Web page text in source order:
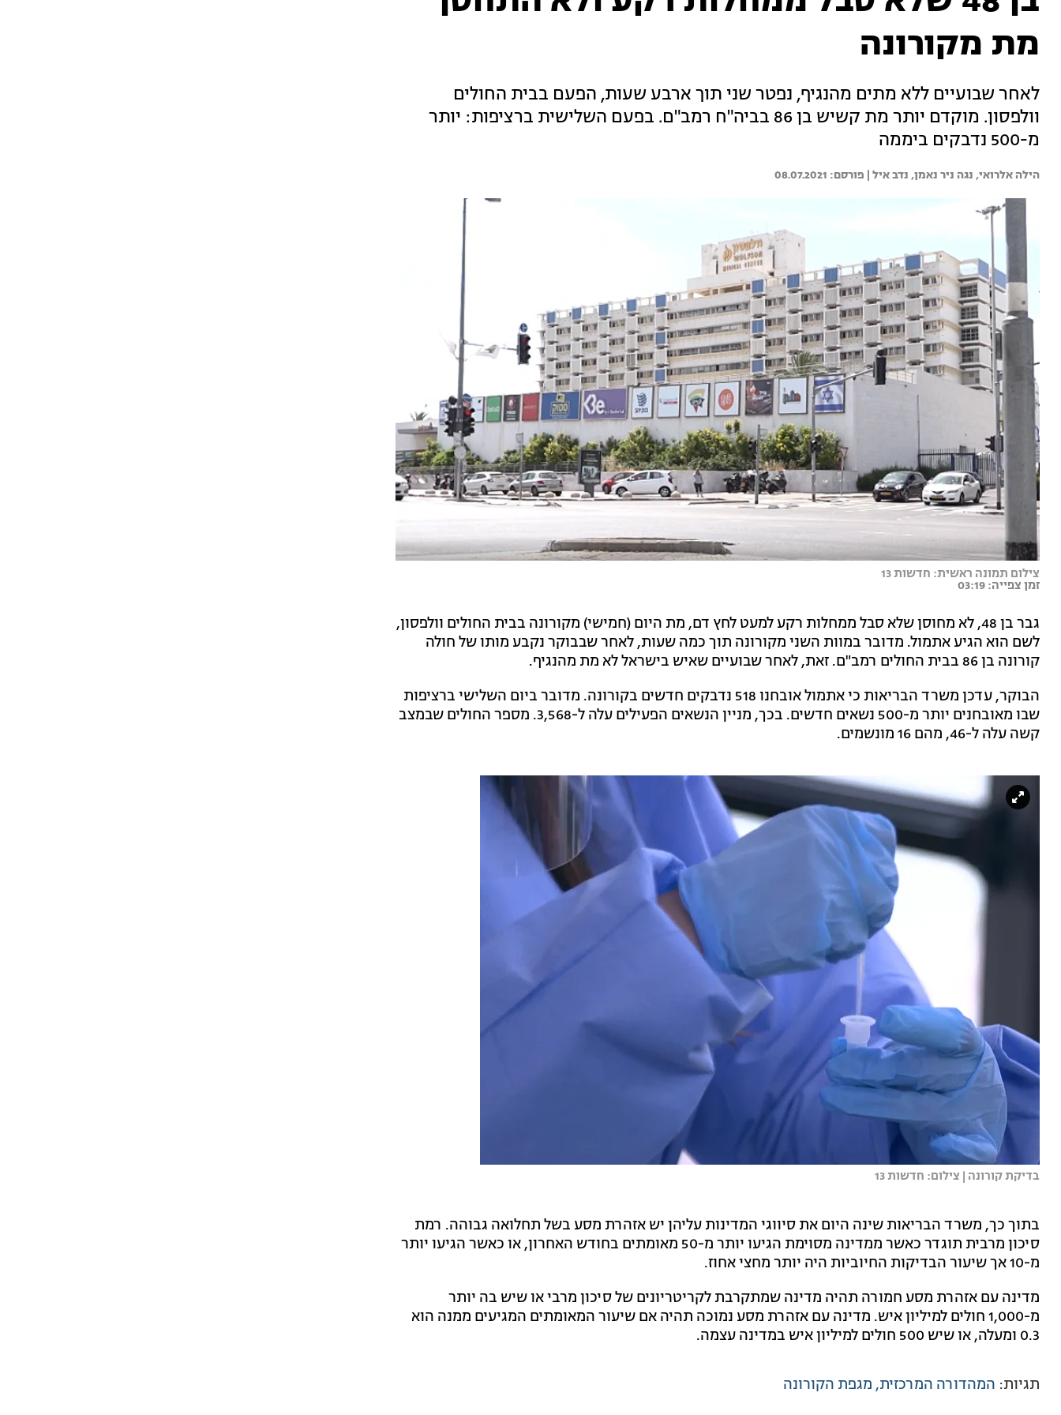
מת מקורונה
לאחר שבועיים ללא מתים מהנגיף, נפטר שני תוך ארבע שעות, הפעם בבית החולים
וולפסון. מוקדם יותר מת קשיש בן 86 בביה"ח רמב"ם. בפעם השלישית ברציפות: יותר
מ-500 נדבקים ביממה
הילה אלרואי, נגה ניר נאמן, נדב איל | 08.07.2021
צילום תמונה ראשית: חדשות 13
זמן צפייה: 03:19
גבר בן 48, לא מחוסן שלא סבל ממחלות רקע למעט לחץ דם, מת היום (חמישי) מקורונה בבית החולים וולפסון,
לשם הוא הגיע אתמול. מדובר במוות השני מקורונה תוך כמה שעות, לאחר שבבוקר נקבע מותו של חולה
קורונה בן 86 בבית החולים רמב"ם. זאת, לאחר שבועיים שאיש בישראל לא מת מהנגיף.
הבוקר, עדכן משרד הבריאות כי אתמול אובחנו 518 נדבקים חדשים בקורונה. מדובר ביום השלישי ברציפות
שבו מאובחנים יותר מ-500 נשאים חדשים. בכך, מניין הנשאים הפעילים עלה ל-3,568. מספר החולים שבמצב
קשה עלה ל-46, מהם 16 מונשמים.
בדיקת קורונה | צילום: חדשות 13
בתוך כך, משרד הבריאות שינה היום את סיווגי המדינות עליהן יש אזהרת מסע בשל תחלואה גבוהה. רמת
סיכון מרבית תוגדר כאשר ממדינה מסוימת הגיעו יותר מ-50 מאומתים בחודש האחרון, או כאשר הגיעו יותר
מ-10 אך שיעור הבדיקות החיוביות היה יותר מחצי אחוז.
מדינה עם אזהרת מסע חמורה תהיה מדינה שמתקרבת לקריטריונים של סיכון מרבי או שיש בה יותר
מ-1,000 חולים למיליון איש. מדינה עם אזהרת מסע נמוכה תהיה אם שיעור המאומתים המגיעים ממנה הוא
0.3 ומעלה, או שיש 500 חולים למיליון איש במדינה עצמה.
תגיות: המהדורה המרכזית מגפת הקורונה